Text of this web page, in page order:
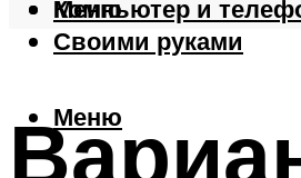
Компьютер и
Своими руками
Меню
Меню